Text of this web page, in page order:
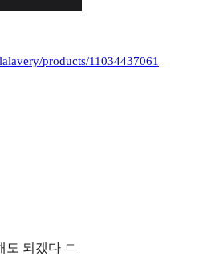
products/11034437061
도 되겠다 ㄷ